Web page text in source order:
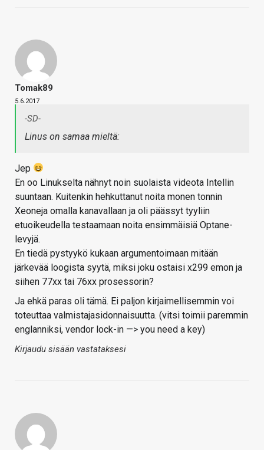
Tomak89
5.6.2017
-SD-
Linus on samaa mieltä:
Jep
En oo Linukselta nähnyt noin suolaista videota Intellin
suuntaan. Kuitenkin hehkuttanut noita monen tonnin
Xeoneja omalla kanavallaan ja oli päässyt tyyliin
etuoikeudella testaamaan noita ensimmäisiä Optane-
levyjä.
En tiedä pystyykö kukaan argumentoimaan mitään
järkevää loogista syytä, miksi joku ostaisi x299 emon ja
siihen 77xx tai 76xx prosessorin?
Ja ehkä paras oli tämä. Ei paljon kirjaimellisemmin voi
toteuttaa valmistajasidonnaisuutta. (vitsi toimii paremmin
englanniksi, vendor lock-in —> you need a key)
Kirjaudu sisään vastataksesi